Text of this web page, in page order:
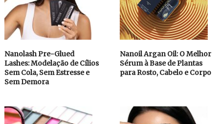
Nanolash Pre-Glued
Lashes: Modelação de Cílios
Sem Cola, Sem Estresse e
Sem Demora
Nanoil Argan Oil: O Melhor
Sérum à Base de Plantas
para Rosto, Cabelo e Corpo